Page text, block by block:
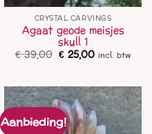
CRYSTAL CARVINGS
Agaat geode meisjes
skull 1
€39,00 Oorspronkelijke
prijs
€ 25,00Huidige
prijs
incl. btw
Aanbieding!